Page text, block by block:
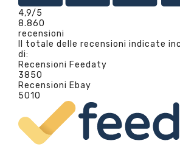
4,9/5
8.860
recensioni
Il totale delle recensioni indicate
di:
Recensioni Feedaty
3850
Recensioni Ebay
5010